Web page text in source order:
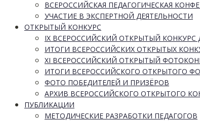
ВСЕРОССИЙСКАЯ ПЕДАГОГИЧЕСКАЯ
УЧАСТИЕ В ЭКСПЕРТНОЙ ДЕЯТЕЛЬНОСТИ
ОТКРЫТЫЙ КОНКУРС
IX ВСЕРОССИЙСКИЙ ОТКРЫТЫЙ КОНКУРС
ИТОГИ ВСЕРОССИЙСКИХ ОТКРЫТЫХ
XI ВСЕРОССИЙСКИЙ ОТКРЫТЫЙ
ИТОГИ ВСЕРОССИЙСКОГО ОТКРЫТОГО
ФОТО ПОБЕДИТЕЛЕЙ И ПРИЗЁРОВ
АРХИВ ВСЕРОССИЙСКОГО ОТКРЫТОГО
ПУБЛИКАЦИИ
МЕТОДИЧЕСКИЕ РАЗРАБОТКИ ПЕДАГОГОВ